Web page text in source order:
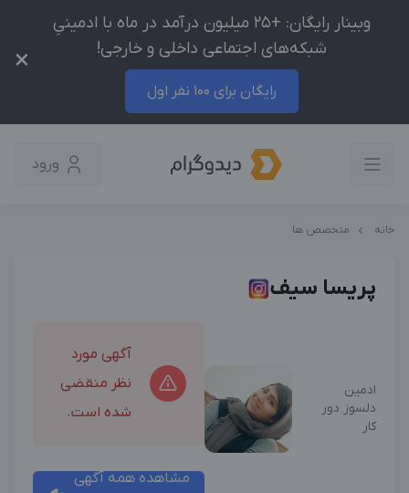
وبینار رایگان: +25 میلیون درآمد در ماه با ادمینیِ
شبکه‌های اجتماعی داخلی و خارجی!
رایگان برای 100 نفر اول
×
ورود
خانه متخصص ها
پریسا سیف
ادمین
دلسوز دور
کار
آگهی مورد
نظر منقضی
شده است.
مشاهده همه آگهی